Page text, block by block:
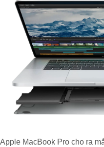
Apple MacBook Pro cho ra